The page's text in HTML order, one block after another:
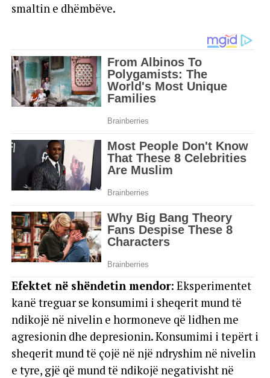
smaltin e dhëmbëve.
Efektet në shëndetin mendor: Eksperimentet
kanë treguar se konsumimi i sheqerit mund të
ndikojë në nivelin e hormoneve që lidhen me
agresionin dhe depresionin. Konsumimi i tepërt i
sheqerit mund të çojë në një ndryshim në nivelin
e tyre, gjë që mund të ndikojë negativisht në